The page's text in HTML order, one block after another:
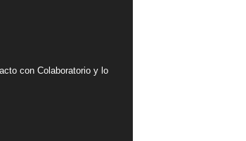
con Colaboratorio y lo